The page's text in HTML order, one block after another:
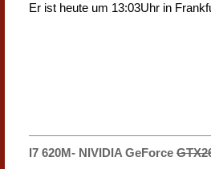
Er ist heute um 13:03Uhr in
I7 620M- NIVIDIA GeForce